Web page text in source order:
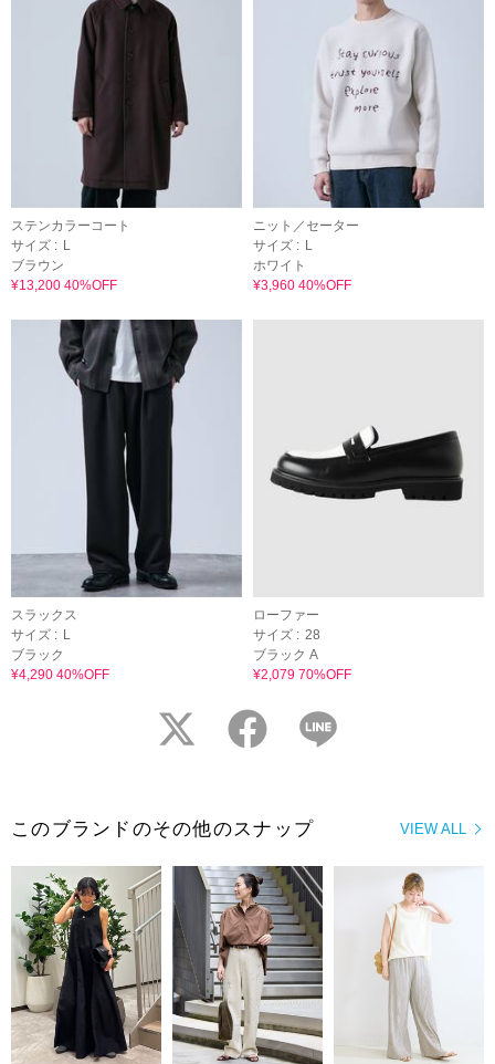
ステンカラーコート
サイズ : L
ブラウン
¥13,200 40%OFF
ニット／セーター
サイズ : L
ホワイト
¥3,960 40%OFF
スラックス
サイズ : L
ブラック
¥4,290 40%OFF
ローファー
サイズ : 28
ブラック A
¥2,079 70%OFF
twitter facebook
VIEW ALL
このブランドのその他のスナップ